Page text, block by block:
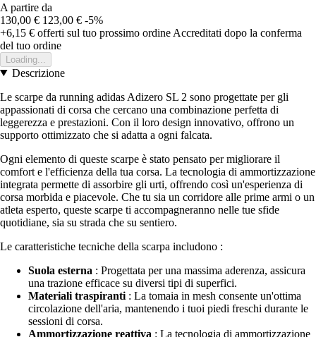
A partire da
130,00 € 123,00 € -5%
+6,15 € offerti sul tuo prossimo ordine Accreditati dopo la conferma
del tuo ordine
Loading...
Descrizione
Le scarpe da running adidas Adizero SL 2 sono progettate per gli
appassionati di corsa che cercano una combinazione perfetta di
leggerezza e prestazioni. Con il loro design innovativo, offrono un
supporto ottimizzato che si adatta a ogni falcata.
Ogni elemento di queste scarpe è stato pensato per migliorare il
comfort e l'efficienza della tua corsa. La tecnologia di ammortizzazione
integrata permette di assorbire gli urti, offrendo così un'esperienza di
corsa morbida e piacevole. Che tu sia un corridore alle prime armi o un
atleta esperto, queste scarpe ti accompagneranno nelle tue sfide
quotidiane, sia su strada che su sentiero.
Le caratteristiche tecniche della scarpa includono :
Suola esterna : Progettata per una massima aderenza, assicura
una trazione efficace su diversi tipi di superfici.
Materiali traspiranti : La tomaia in mesh consente un'ottima
circolazione dell'aria, mantenendo i tuoi piedi freschi durante le
sessioni di corsa.
Ammortizzazione reattiva : La tecnologia di ammortizzazione